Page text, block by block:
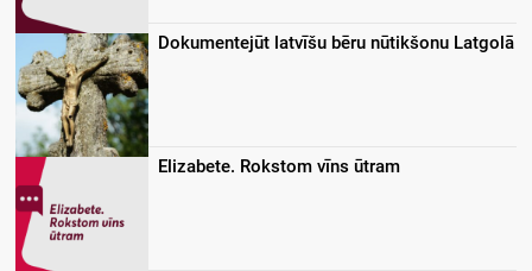
Dokumentejūt latvīšu bēru nūtikšonu Latgolā
Elizabete. Rokstom vīns ūtram